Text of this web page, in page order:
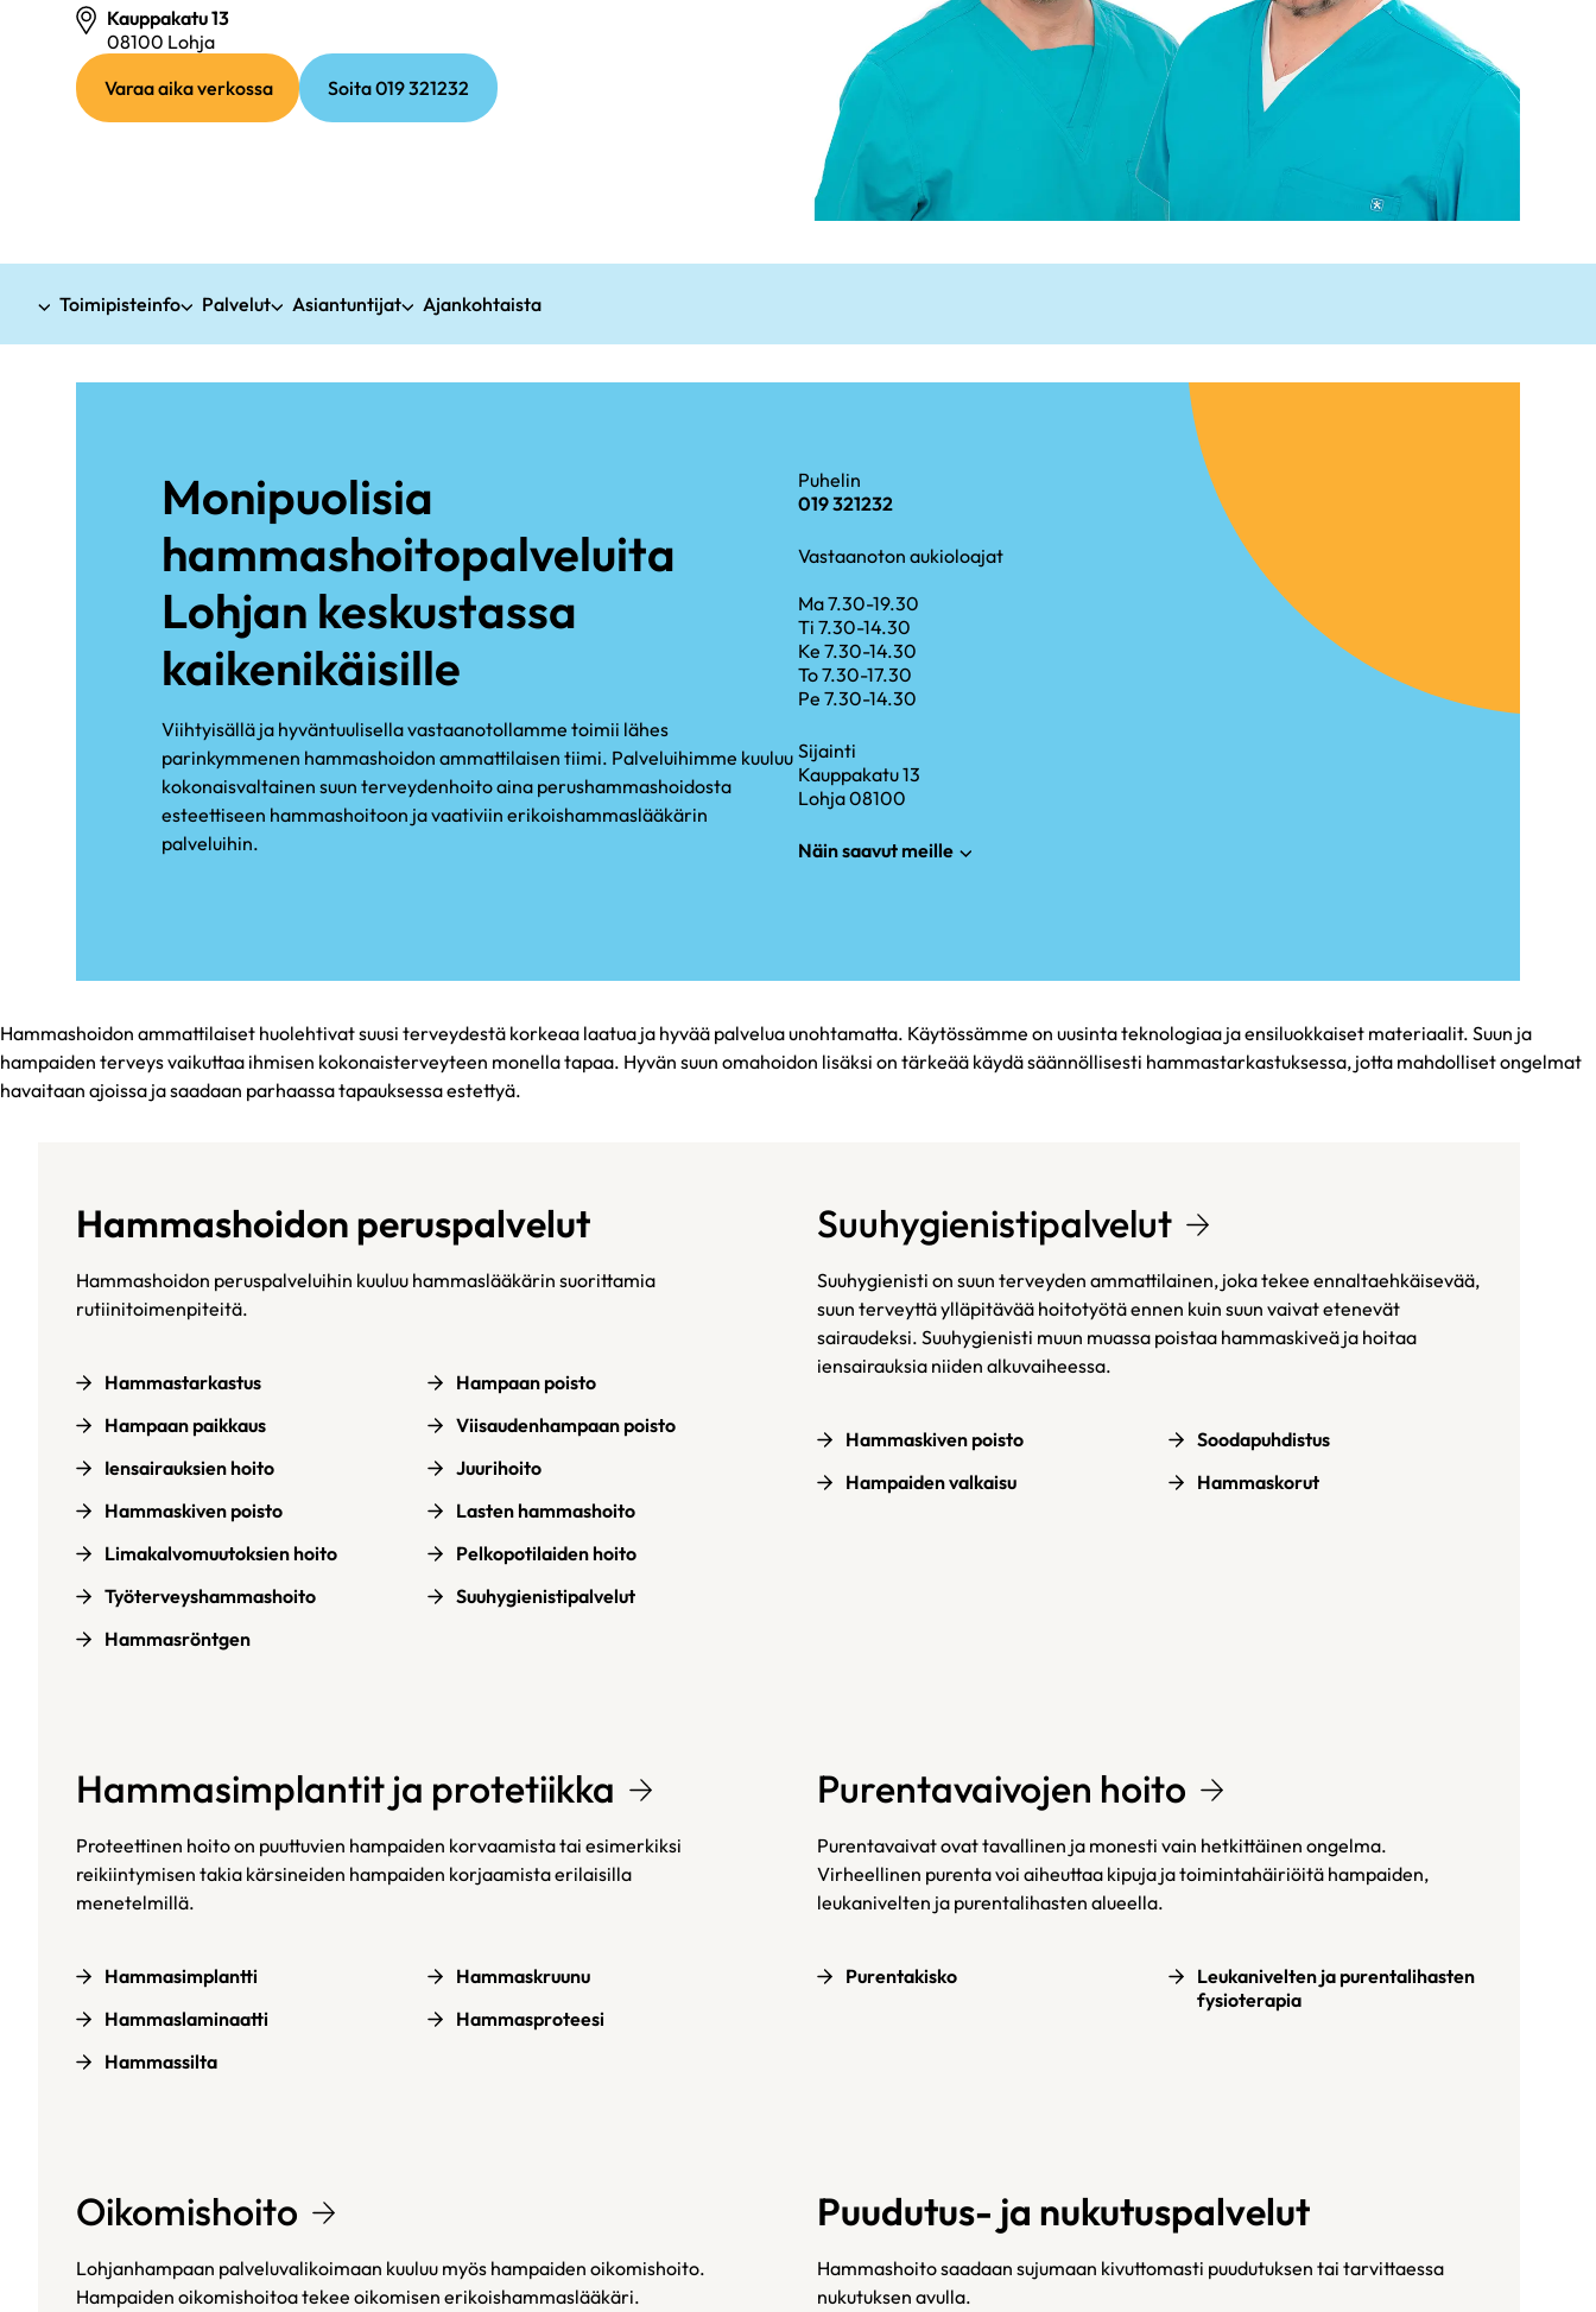
Kauppakatu 13
08100 Lohja
linkki)
Varaa aika verkossa(ulkoinen
linkki)
Soita 019 321232
Toimipisteinfo Palvelut Asiantuntijat Ajankohtaista
Monipuolisia
hammashoitopalveluita
Lohjan keskustassa
kaikenikäisille
Viihtyisällä ja hyväntuulisella vastaanotollamme toimii lähes
parinkymmenen hammashoidon ammattilaisen tiimi. Palveluihimme kuuluu
kokonaisvaltainen suun terveydenhoito aina perushammashoidosta
esteettiseen hammashoitoon ja vaativiin erikoishammaslääkärin
palveluihin.
Puhelin
019 321232
Vastaanoton aukioloajat
Ma 7.30-19.30
Ti 7.30-14.30
Ke 7.30-14.30
To 7.30-17.30
Pe 7.30-14.30
Sijainti
Kauppakatu 13
Lohja 08100
Näin saavut meille
Hammashoidon ammattilaiset huolehtivat suusi terveydestä korkeaa laatua ja hyvää palvelua unohtamatta. Käytössämme on uusinta teknologiaa ja ensiluokkaiset materiaalit. Suun ja
hampaiden terveys vaikuttaa ihmisen kokonaisterveyteen monella tapaa. Hyvän suun omahoidon lisäksi on tärkeää käydä säännöllisesti hammastarkastuksessa, jotta mahdolliset ongelmat
havaitaan ajoissa ja saadaan parhaassa tapauksessa estettyä.
Hammashoidon peruspalvelut
Hammashoidon peruspalveluihin kuuluu hammaslääkärin suorittamia
rutiinitoimenpiteitä.
Hammastarkastus
Hampaan poisto
Hampaan paikkaus
Viisaudenhampaan poisto
Iensairauksien hoito
Juurihoito
Hammaskiven poisto
Lasten hammashoito
Limakalvomuutoksien hoito
Pelkopotilaiden hoito
Työterveyshammashoito
Suuhygienistipalvelut
Hammasröntgen
Suuhygienistipalvelut
Suuhygienisti on suun terveyden ammattilainen, joka tekee ennaltaehkäisevää,
suun terveyttä ylläpitävää hoitotyötä ennen kuin suun vaivat etenevät
sairaudeksi. Suuhygienisti muun muassa poistaa hammaskiveä ja hoitaa
iensairauksia niiden alkuvaiheessa.
Hammaskiven poisto
Soodapuhdistus
Hampaiden valkaisu
Hammaskorut
Hammasimplantit ja protetiikka
Proteettinen hoito on puuttuvien hampaiden korvaamista tai esimerkiksi
reikiintymisen takia kärsineiden hampaiden korjaamista erilaisilla
menetelmillä.
Hammasimplantti
Hammaskruunu
Hammaslaminaatti
Hammasproteesi
Hammassilta
Purentavaivojen hoito
Purentavaivat ovat tavallinen ja monesti vain hetkittäinen ongelma.
Virheellinen purenta voi aiheuttaa kipuja ja toimintahäiriöitä hampaiden,
leukanivelten ja purentalihasten alueella.
Purentakisko
Leukanivelten ja purentalihasten
fysioterapia
Oikomishoito
Lohjanhampaan palveluvalikoimaan kuuluu myös hampaiden oikomishoito.
Hampaiden oikomishoitoa tekee oikomisen erikoishammaslääkäri.
Puudutus- ja nukutuspalvelut
Hammashoito saadaan sujumaan kivuttomasti puudutuksen tai tarvittaessa
nukutuksen avulla.